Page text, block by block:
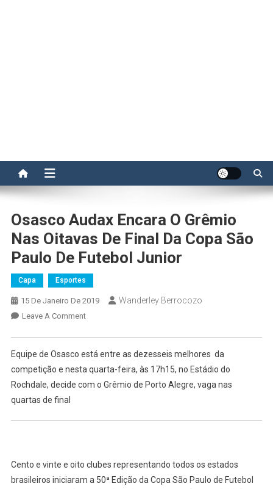
Osasco Audax Encara O Grêmio
Nas Oitavas De Final Da Copa São
Paulo De Futebol Junior
Capa Esportes
15 De Janeiro De 2019 Wanderley Berrocozo
Leave A CommentOn
Encara
O
Grêmio
Copa
São
Equipe de Osasco está entre as dezesseis melhores da
competição e nesta quarta-feira, às 17h15, no Estádio do
Rochdale, decide com o Grêmio de Porto Alegre, vaga nas
quartas de final
Cento e vinte e oito clubes representando todos os estados
brasileiros iniciaram a 50ª Edição da Copa São Paulo de Futebol